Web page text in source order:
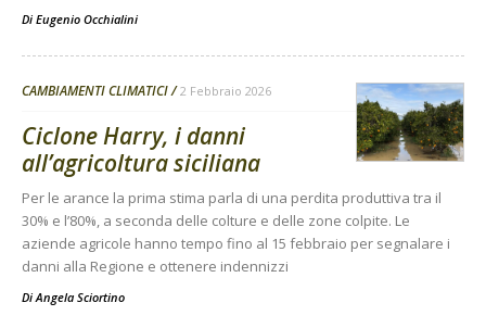
Di Eugenio Occhialini
CAMBIAMENTI CLIMATICI 2 Febbraio 2026
Ciclone Harry, i danni
all’agricoltura siciliana
Per le arance la prima stima parla di una perdita produttiva tra il
30% e l’80%, a seconda delle colture e delle zone colpite. Le
aziende agricole hanno tempo fino al 15 febbraio per segnalare i
danni alla Regione e ottenere indennizzi
DiAngela Sciortino